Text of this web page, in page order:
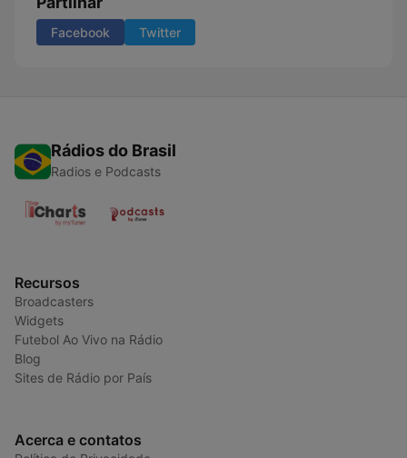
Facebook Twitter
Rádios do Brasil
Radios e Podcasts
Recursos
Broadcasters
Widgets
Futebol Ao Vivo na Rádio
Blog
Sites de Rádio por País
Acerca e contatos